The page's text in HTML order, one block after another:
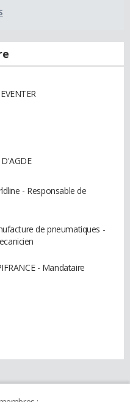
- Responsable de
de pneumatiques -
- Mandataire